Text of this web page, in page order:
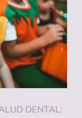
DENTAL: